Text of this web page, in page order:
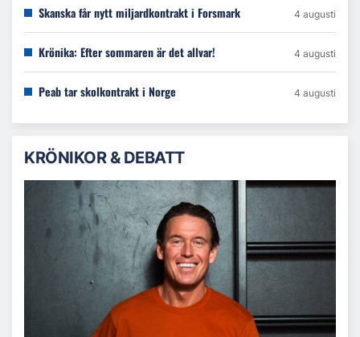
Skanska får nytt miljardkontrakt i Forsmark 4 augusti
Krönika: Efter sommaren är det allvar! 4 augusti
Peab tar skolkontrakt i Norge 4 augusti
KRÖNIKOR & DEBATT